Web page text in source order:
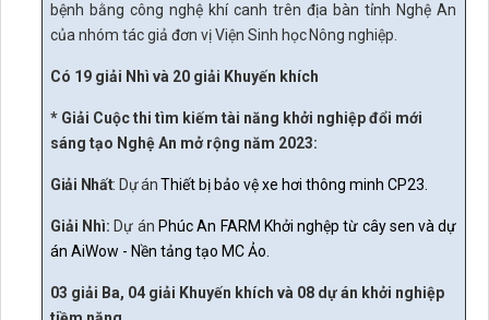
bệnh bằng công nghệ khí canh trên địa bàn tỉnh Nghệ An
của nhóm tác giả đơn vị Viện Sinh học Nông nghiệp.
Có 19 giải Nhì và 20 giải Khuyến khích
* Giải Cuộc thi tìm kiếm tài năng khởi nghiệp đổi mới
sáng tạo Nghệ An mở rộng năm 2023:
Giải Nhất: Dự ánThiết bị bảo vệ xe hơi thông minh CP23.
Giải Nhì: Dự án Phúc An FARM Khởi nghệp từ cây sen và dự
án AiWow - Nền tảng tạo MC Ảo.
03 giải Ba, 04 giải Khuyến khích và 08 dự án khởi nghiệp